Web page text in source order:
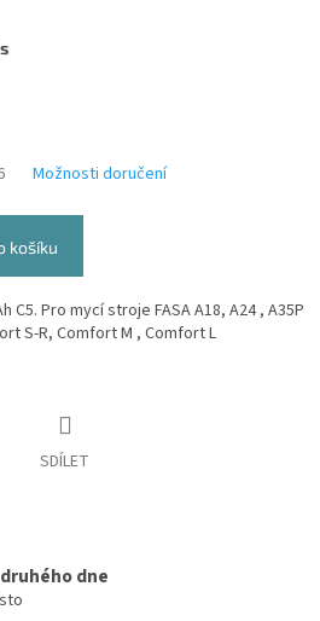
Možnosti doručení
košíku
C5. Pro mycí stroje FASA A18, A24 , A35P
S-R, Comfort M , Comfort L
SDÍLET
dne